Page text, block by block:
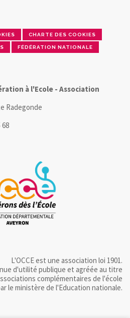
CHARTE DES COOKIES
FÉDÉRATION NATIONALE
à l'Ecole - Association
Radegonde
68
L'OCCE est une association loi 1901.
d'utilité publique et agréée au titre
complémentaires de l'école
le ministère de l'Education nationale.